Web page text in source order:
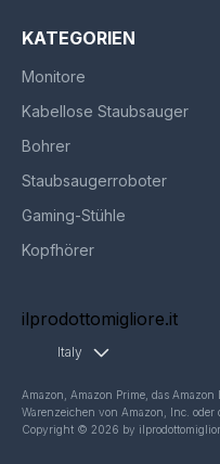
KATEGORIEN
Monitore
Kabellose Staubsauger
Bohrer
Staubsaugerroboter
Gaming-Stühle
Kopfhörer
ilprodottomigliore.it
Italy
Amazon, Amazon Prime, das Amazon
Warenzeichen von Amazon, Inc. oder
Copyright © 2026 by